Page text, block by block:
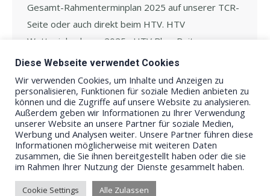
Gesamt-Rahmenterminplan 2025 auf unserer TCR-
Seite oder auch direkt beim HTV. HTV
Wettspielordnung 2025 HTV Blog-Beitrag
Medenrunde 2025 mit einigen Neuerungen
Diese Webseite verwendet Cookies
Wir verwenden Cookies, um Inhalte und Anzeigen zu
personalisieren, Funktionen für soziale Medien anbieten zu
können und die Zugriffe auf unsere Website zu analysieren.
Außerdem geben wir Informationen zu Ihrer Verwendung
unserer Website an unsere Partner für soziale Medien,
Werbung und Analysen weiter. Unsere Partner führen diese
Informationen möglicherweise mit weiteren Daten
zusammen, die Sie ihnen bereitgestellt haben oder die sie
im Rahmen Ihrer Nutzung der Dienste gesammelt haben.
Cookie Settings Alle Zulassen